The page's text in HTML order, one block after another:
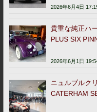
2026年6月4日
貴重な純正ハ
PLUS SIX
2026年6月1日
ニュルブルク
CATERHAM